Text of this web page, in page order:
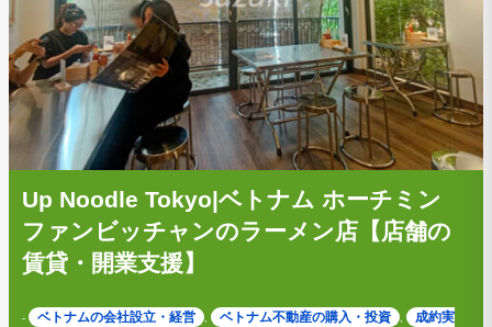
Up Noodle Tokyo|ベトナム ホーチミン
ファンビッチャンのラーメン店【店舗の
賃貸・開業支援】
- ベトナムの会社設立・経営 ベトナム不動産の購入・投資 成約実